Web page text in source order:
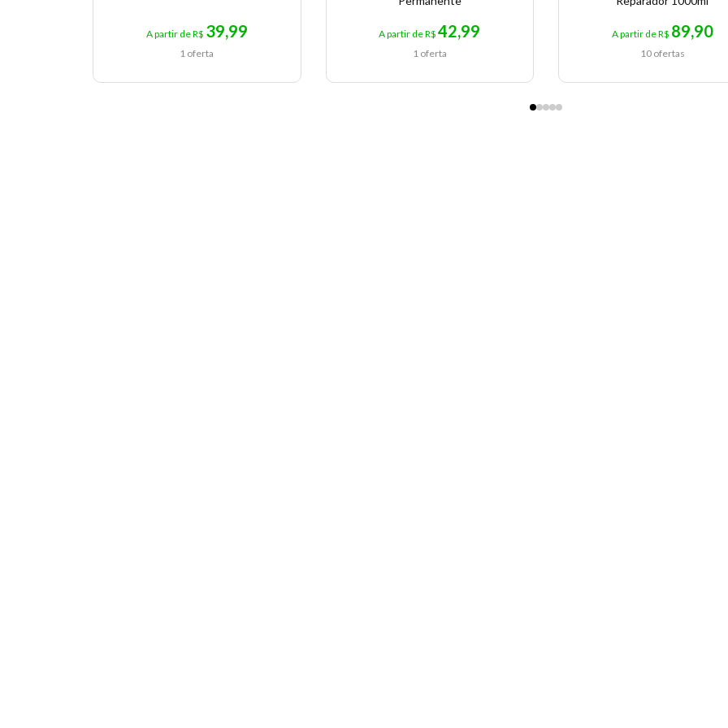
A partir de R$ 39,99
1 oferta
A partir de R$42,99
1 oferta
A partir de R$ 89,90
10 ofertas